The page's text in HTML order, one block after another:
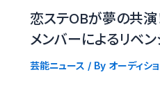
恋ステOBが夢の共演
メンバーによるリベ
芸能ニュース / By オーディシ